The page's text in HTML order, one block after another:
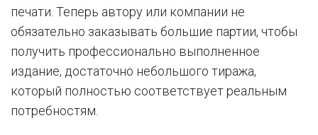
печати. Теперь автору или компании не
обязательно заказывать большие партии, чтобы
получить профессионально выполненное
издание, достаточно небольшого тиража,
который полностью соответствует реальным
потребностям.